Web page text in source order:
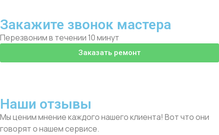
Закажите звонок мастера
Перезвоним в течении 10 минут
Заказать ремонт
Наши отзывы
Мы ценим мнение каждого нашего клиента! Вот что они
говорят о нашем сервисе.